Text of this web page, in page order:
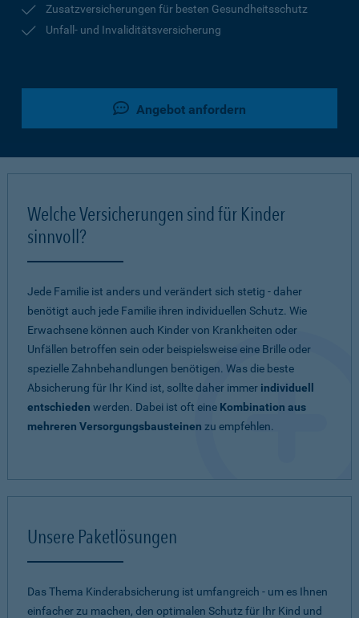
Zusatzversicherungen für besten Gesundheitsschutz
Unfall- und Invaliditätsversicherung
Angebot anfordern
Welche Versicherungen sind für Kinder
sinnvoll?
Jede Familie ist anders und verändert sich stetig - daher
benötigt auch jede Familie ihren individuellen Schutz. Wie
Erwachsene können auch Kinder von Krankheiten oder
Unfällen betroffen sein oder beispielsweise eine Brille oder
spezielle Zahnbehandlungen benötigen. Was die beste
Absicherung für Ihr Kind ist, sollte daher immer individuell
entschieden werden. Dabei ist oft eine Kombination aus
mehreren Versorgungsbausteinen zu empfehlen.
Unsere Paketlösungen
Das Thema Kinderabsicherung ist umfangreich - um es Ihnen
einfacher zu machen, den optimalen Schutz für Ihr Kind und